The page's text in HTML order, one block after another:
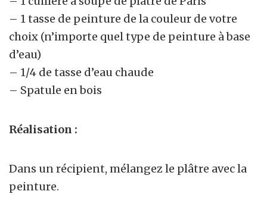
– 1 tasse de peinture de la couleur de votre
choix (n’importe quel type de peinture à base
d’eau)
– 1/4 de tasse d’eau chaude
– Spatule en bois
Réalisation :
Dans un récipient, mélangez le plâtre avec la
peinture.